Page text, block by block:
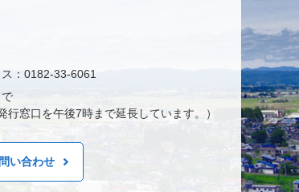
：0182-33-6061
行窓口を午後7時まで延長しています。）
い合わせ